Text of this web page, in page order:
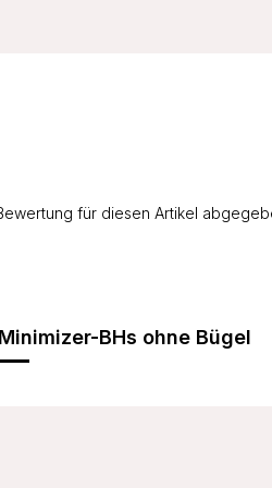
für diesen Artikel
BHs ohne Bügel